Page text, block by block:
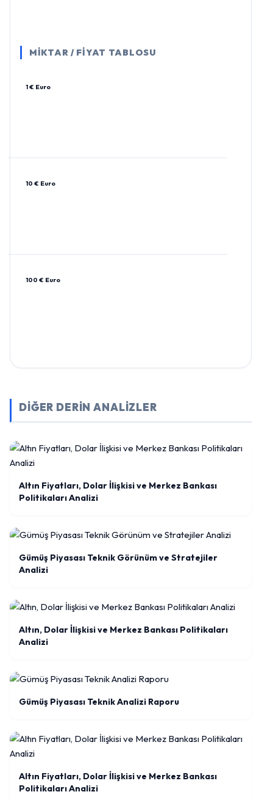
MİKTAR / FİYAT TABLOSU
1 € Euro
10 € Euro
100 € Euro
DİĞER DERİN ANALİZLER
Altın Fiyatları, Dolar İlişkisi ve Merkez Bankası
Politikaları Analizi
Gümüş Piyasası Teknik Görünüm ve Stratejiler
Analizi
Altın, Dolar İlişkisi ve Merkez Bankası Politikaları
Analizi
Gümüş Piyasası Teknik Analizi Raporu
Altın Fiyatları, Dolar İlişkisi ve Merkez Bankası
Politikaları Analizi